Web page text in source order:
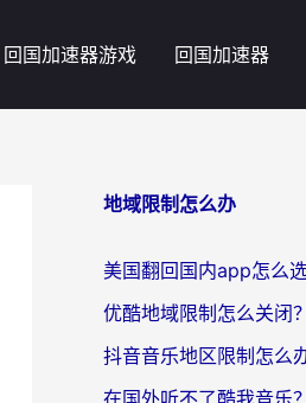
回国加速器游戏 回国加速器
地域限制怎么办